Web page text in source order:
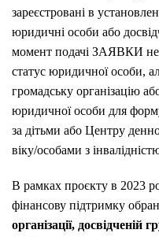
зареєстровані в
юридичні особи або
момент подачі ЗАЯВКИ не
статус юридичної
громадську організацію
юридичної особи для
за дітьми або Центру
віку/особами з
В рамках проєкту в 2023
фінансову підтримку
організації, досвідченій